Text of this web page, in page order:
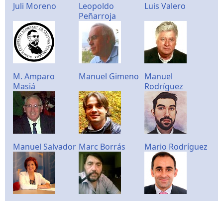
Juli Moreno
Leopoldo
Peñarroja
Luis Valero
M. Amparo
Masiá
Manuel Gimeno Manuel
Rodríguez
Manuel Salvador Marc Borrás Mario Rodríguez